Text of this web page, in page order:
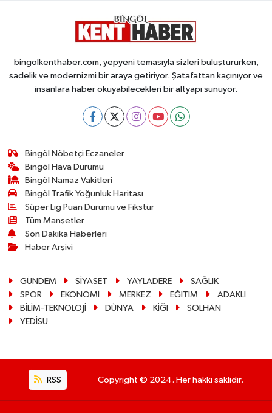
bingolkenthaber.com, yepyeni temasıyla sizleri buluştururken,
sadelik ve modernizmi bir araya getiriyor. Şatafattan kaçınıyor ve
insanlara haber okuyabilecekleri bir altyapı sunuyor.
Bingöl Nöbetçi Eczaneler
Bingöl Hava Durumu
Bingöl Namaz Vakitleri
Bingöl Trafik Yoğunluk Haritası
Süper Lig Puan Durumu ve Fikstür
Tüm Manşetler
Son Dakika Haberleri
Haber Arşivi
GÜNDEM SİYASET YAYLADERE
SAĞLIK
SPOR
EKONOMİ MERKEZ EĞİTİM
ADAKLI
BİLİM-TEKNOLOJİ
DÜNYA KİĞI
SOLHAN
YEDİSU
RSS Copyright © 2024. Her hakkı saklıdır.